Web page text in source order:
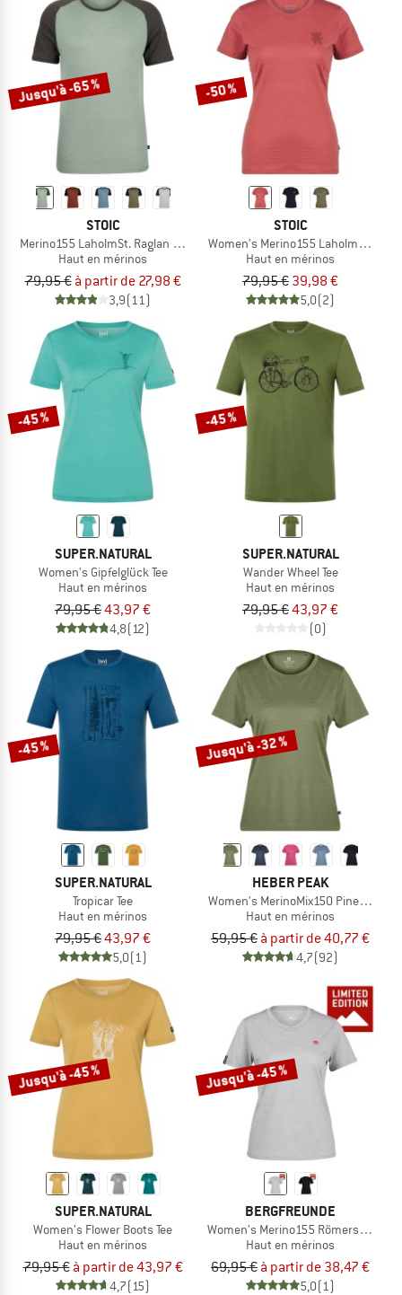
Jusqu'à -65 %
STOIC
Merino155 LaholmSt. Raglan Shirt
Haut en mérinos
79,95 € à partir de 27,98 €
3,9(11)
-50 %
STOIC
Women's Merino155 LaholmSt. T-
Haut en mérinos
79,95 € 39,98 €
5,0(2)
-45 %
SUPER.NATURAL
Women's Gipfelglück Tee
Haut en mérinos
79,95 €43,97 €
4,8(12)
-45 %
SUPER.NATURAL
Wander Wheel Tee
Haut en mérinos
79,95 €43,97 €
(0)
-45 %
SUPER.NATURAL
Tropicar Tee
Haut en mérinos
79,95 €43,97 €
5,0(1)
Jusqu'à -32 %
HEBER PEAK
Women's MerinoMix150
Haut en mérinos
59,95 € à partir de 40,77 €
4,7(92)
Jusqu'à -45 %
SUPER.NATURAL
Women's Flower Boots Tee
Haut en mérinos
79,95 € à partir de 43,97 €
4,7(15)
Jusqu'à -45 %
BERGFREUNDE
Women's Merino155 RömersteinBF.
Haut en mérinos
69,95 € à partir de 38,47 €
5,0(1)